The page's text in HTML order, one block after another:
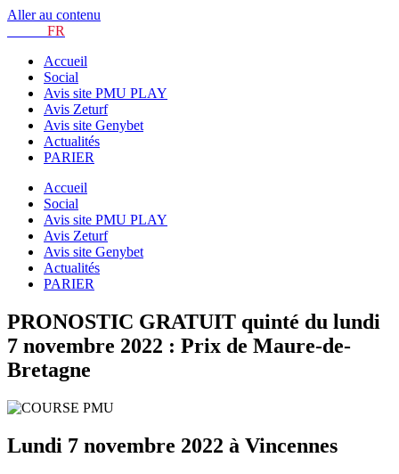
Aller au contenu
FR
Accueil
Social
Avis site PMU PLAY
Avis Zeturf
Avis site Genybet
Actualités
PARIER
Accueil
Social
Avis site PMU PLAY
Avis Zeturf
Avis site Genybet
Actualités
PARIER
PRONOSTIC GRATUIT quinté du lundi
7 novembre 2022 : Prix de Maure-de-
Bretagne
Lundi 7 novembre 2022 à Vincennes